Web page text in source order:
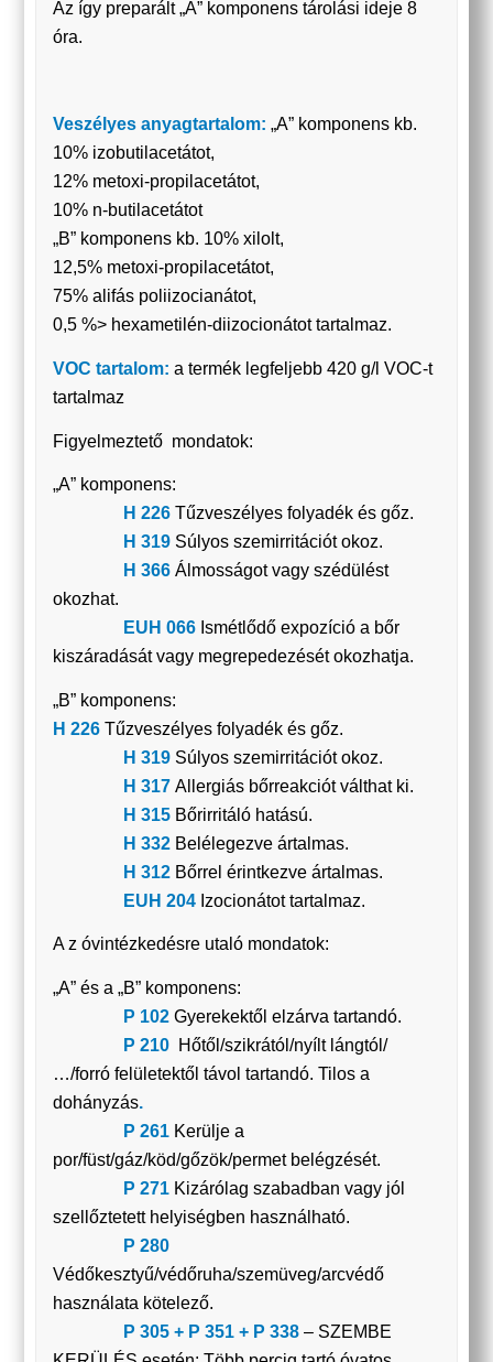
Az így preparált „A” komponens tárolási ideje 8
óra.
Veszélyes anyagtartalom: „A” komponens kb.
10% izobutilacetátot,
12% metoxi-propilacetátot,
10% n-butilacetátot
„B” komponens kb. 10% xilolt,
12,5% metoxi-propilacetátot,
75% alifás poliizocianátot,
0,5 %> hexametilén-diizocionátot tartalmaz.
VOC tartalom:a termék legfeljebb 420 g/l VOC-t
tartalmaz
Figyelmeztető mondatok:
„A” komponens:
H 226Tűzveszélyes folyadék és gőz.
H 319 Súlyos szemirritációt okoz.
H 366Álmosságot vagy szédülést
okozhat.
EUH 066 Ismétlődő expozíció a bőr
kiszáradását vagy megrepedezését okozhatja.
„B” komponens:
H 226Tűzveszélyes folyadék és gőz.
H 319 Súlyos szemirritációt okoz.
H 317Allergiás bőrreakciót válthat ki.
H 315 Bőrirritáló hatású.
H 332 Belélegezve ártalmas.
H 312 Bőrrel érintkezve ártalmas.
EUH 204 Izocionátot tartalmaz.
A z óvintézkedésre utaló mondatok:
„A” és a „B” komponens:
P 102Gyerekektől elzárva tartandó.
P 210 Hőtől/szikrától/nyílt lángtól/
…/forró felületektől távol tartandó. Tilos a
dohányzás.
P 261 Kerülje a
por/füst/gáz/köd/gőzök/permet belégzését.
P 271 Kizárólag szabadban vagy jól
szellőztetett helyiségben használható.
P 280
Védőkesztyű/védőruha/szemüveg/arcvédő
használata kötelező.
P 305 + P 351 + P 338 – SZEMBE